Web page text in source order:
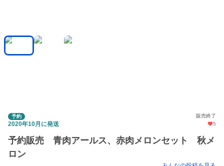
予約 販売終了
2020年10月に発送 5
予約販売 青肉アールス、赤肉メロンセット 秋メ
ロン